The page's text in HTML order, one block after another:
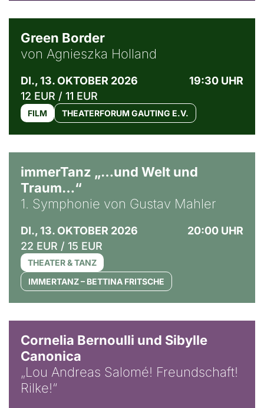
Green Border
von Agnieszka Holland
DI., 13. OKTOBER 2026
19:30 UHR
12 EUR / 11 EUR
FILM THEATERFORUM GAUTING E.V.
immerTanz „…und Welt und
Traum…“
1. Symphonie von Gustav Mahler
DI., 13. OKTOBER 2026
20:00 UHR
22 EUR / 15 EUR
THEATER & TANZ
IMMERTANZ – BETTINA FRITSCHE
Cornelia Bernoulli und Sibylle
Canonica
„Lou Andreas Salomé! Freundschaft!
Rilke!“